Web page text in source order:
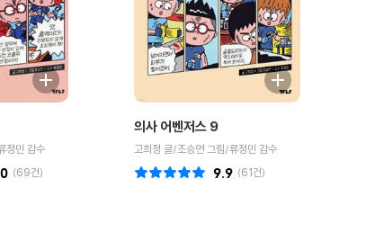
정민 감수
(69건)
의사 어벤저스 9
고희정 글/조승연 그림/류정민 감수
(61건)
9.9